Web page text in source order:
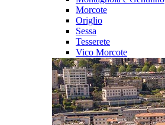
Morcote
Origlio
Sessa
Tesserete
Vico Morcote